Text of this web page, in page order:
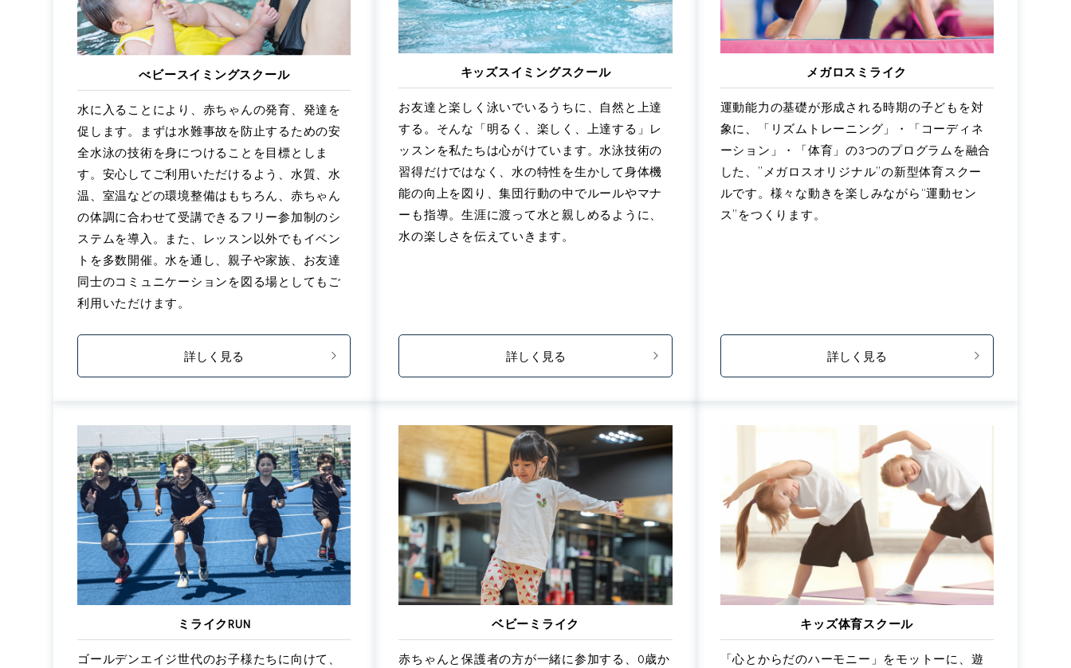
べビースイミングスクール
水に入ることにより、赤ちゃんの発育、発達を
促します。まずは水難事故を防止するための安
全水泳の技術を身につけることを目標としま
す。安心してご利用いただけるよう、水質、水
温、室温などの環境整備はもちろん、赤ちゃん
の体調に合わせて受講できるフリー参加制のシ
ステムを導入。また、レッスン以外でもイベン
トを多数開催。水を通し、親子や家族、お友達
同士のコミュニケーションを図る場としてもご
利用いただけます。
詳しく見る
キッズスイミングスクール
お友達と楽しく泳いでいるうちに、自然と上達
する。そんな「明るく、楽しく、上達する」レ
ッスンを私たちは心がけています。水泳技術の
習得だけではなく、水の特性を生かして身体機
能の向上を図り、集団行動の中でルールやマナ
ーも指導。生涯に渡って水と親しめるように、
水の楽しさを伝えていきます。
詳しく見る
メガロスミライク
運動能力の基礎が形成される時期の子どもを対
象に、「リズムトレーニング」・「コーディネ
ーション」・「体育」の3つのプログラムを融合
した、”メガロスオリジナル”の新型体育スクー
ルです。様々な動きを楽しみながら“運動セン
ス”をつくります。
詳しく見る
ミライクRUN
ゴールデンエイジ世代のお子様たちに向けて、
ベビーミライク
赤ちゃんと保護者の方が一緒に参加する、0歳か
キッズ体育スクール
「心とからだのハーモニー」をモットーに、遊